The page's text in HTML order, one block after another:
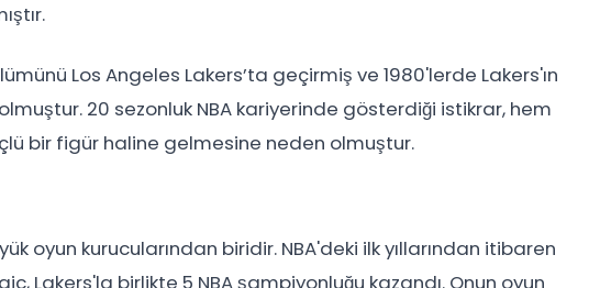
Los Angeles Lakers’ta geçirmiş ve 1980'lerde Lakers'ın
20 sezonluk NBA kariyerinde gösterdiği istikrar, hem
bir figür haline gelmesine neden olmuştur.
oyun kurucularından biridir. NBA'deki ilk yıllarından itibaren